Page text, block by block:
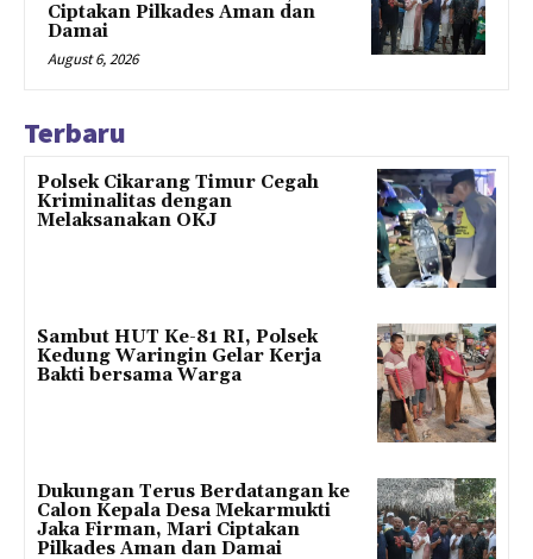
Ciptakan Pilkades Aman dan
Damai
August 6, 2026
Terbaru
Polsek Cikarang Timur Cegah
Kriminalitas dengan
Melaksanakan OKJ
Sambut HUT Ke-81 RI, Polsek
Kedung Waringin Gelar Kerja
Bakti bersama Warga
Dukungan Terus Berdatangan ke
Calon Kepala Desa Mekarmukti
Jaka Firman, Mari Ciptakan
Pilkades Aman dan Damai